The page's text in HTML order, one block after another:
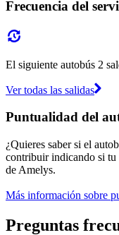
Frecuencia del
El siguiente autobús 2
Ver todas las salidas
Puntualidad del
¿Quieres saber si el
contribuir indicando si tu
de Amelys.
Más información sobre
Preguntas